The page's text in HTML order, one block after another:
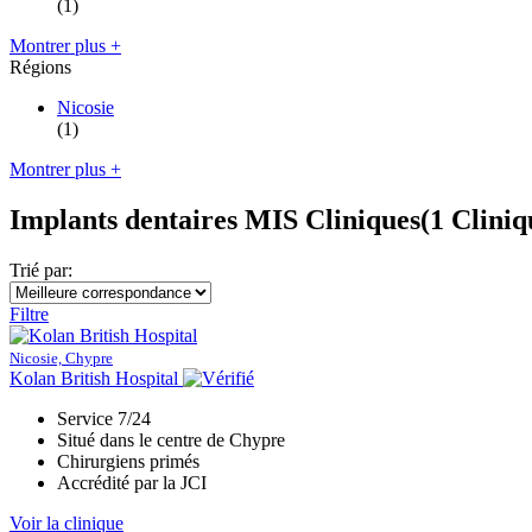
(1)
Montrer plus +
Régions
Nicosie
(1)
Montrer plus +
Implants dentaires MIS Cliniques(1
Trié par:
Filtre
Nicosie, Chypre
Kolan British Hospital
Service 7/24
Situé dans le centre de Chypre
Chirurgiens primés
Accrédité par la JCI
Voir la clinique